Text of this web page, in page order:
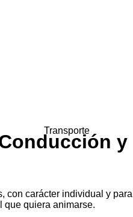
Transporte
y
con carácter individual y para
que quiera animarse.